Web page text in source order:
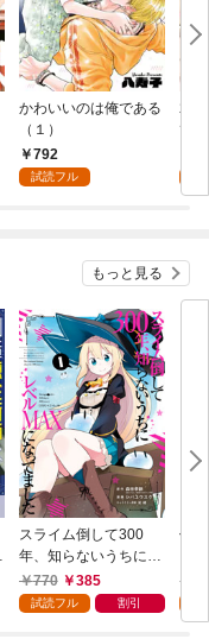
かわいいのは俺である
（１）
792
試読フル
君
て
もっと見る
スライム倒して300
年、知らないうちにレ
ベルMAXになってまし
た 1巻
770 385
試読フル 割引
信